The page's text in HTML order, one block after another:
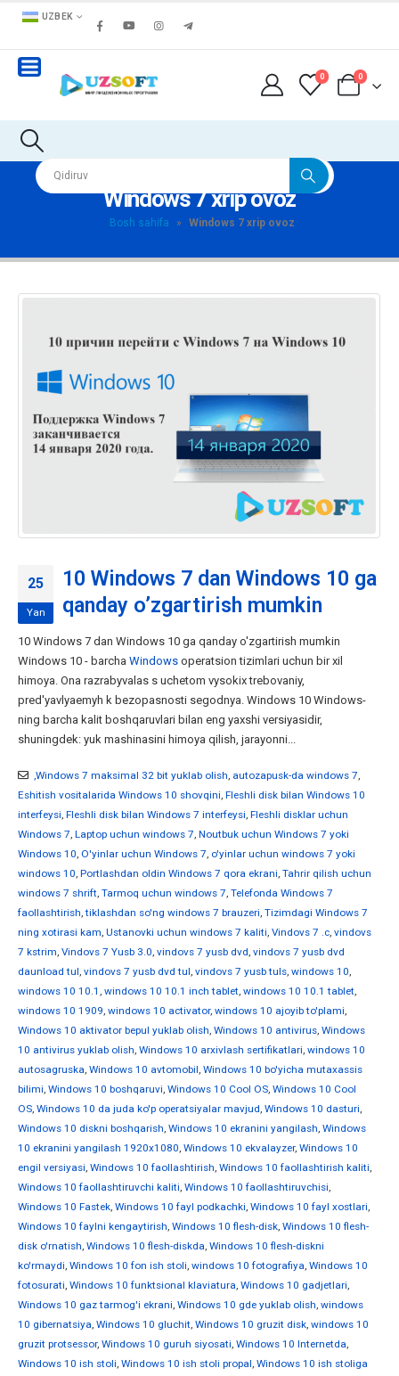
UZBEK
0 0
Windows 7 xrip ovoz
Bosh sahifa » Windows 7 xrip ovoz
25
Yan
10 Windows 7 dan Windows 10 ga
qanday o’zgartirish mumkin
10 Windows 7 dan Windows 10 ga qanday o'zgartirish mumkin
Windows 10 - barcha Windows operatsion tizimlari uchun bir xil
himoya. Ona razrabyvalas s uchetom vysokix trebovaniy,
pred'yavlyaemyh k bezopasnosti segodnya. Windows 10 Windows-
ning barcha kalit boshqaruvlari bilan eng yaxshi versiyasidir,
shuningdek: yuk mashinasini himoya qilish, jarayonni...
,Windows 7 maksimal 32 bit yuklab olish, autozapusk-da windows 7,
Eshitish vositalarida Windows 10 shovqini, Fleshli disk bilan Windows 10
interfeysi, Fleshli disk bilan Windows 7 interfeysi, Fleshli disklar uchun
Windows 7, Laptop uchun windows 7, Noutbuk uchun Windows 7 yoki
Windows 10, O'yinlar uchun Windows 7, o'yinlar uchun windows 7 yoki
windows 10, Portlashdan oldin Windows 7 qora ekrani, Tahrir qilish uchun
windows 7 shrift, Tarmoq uchun windows 7, Telefonda Windows 7
faollashtirish,tiklashdan so'ng windows 7 brauzeri, Tizimdagi Windows 7
ning xotirasi kam, Ustanovki uchun windows 7 kaliti, Vindovs 7 .c, vindovs
7 kstrim, Vindovs 7 Yusb 3.0, vindovs 7 yusb dvd, vindovs 7 yusb dvd
daunload tul, vindovs 7 yusb dvd tul, vindovs 7 yusb tuls, windows 10,
windows 10 10.1 , windows 10 10.1 inch tablet, windows 10 10.1 tablet,
windows 10 1909, windows 10 activator, windows 10 ajoyib to'plami,
Windows 10 aktivator bepul yuklab olish, Windows 10 antivirus, Windows
10 antivirus yuklab olish, Windows 10 arxivlash sertifikatlari, windows 10
autosagruska, Windows 10 avtomobil, Windows 10 bo'yicha mutaxassis
bilimi, Windows 10 boshqaruvi, Windows 10 Cool OS, Windows 10 Cool
OS, Windows 10 da juda ko'p operatsiyalar mavjud, Windows 10 dasturi,
Windows 10 diskni boshqarish, Windows 10 ekranini yangilash, Windows
10 ekranini yangilash 1920x1080, Windows 10 ekvalayzer, Windows 10
engil versiyasi, Windows 10 faollashtirish, Windows 10 faollashtirish kaliti,
Windows 10 faollashtiruvchi kaliti, Windows 10 faollashtiruvchisi,
Windows 10 Fastek, Windows 10 fayl podkachki, Windows 10 fayl xostlari,
Windows 10 faylni kengaytirish, Windows 10 flesh-disk, Windows 10 flesh-
disk o'rnatish, Windows 10 flesh-diskda, Windows 10 flesh-diskni
ko'rmaydi, Windows 10 fon ish stoli, windows 10 fotografiya, Windows 10
fotosurati, Windows 10 funktsional klaviatura, Windows 10 gadjetlari,
Windows 10 gaz tarmog'i ekrani, Windows 10 gde yuklab olish, windows
10 gibernatsiya, Windows 10 gluchit, Windows 10 gruzit disk, windows 10
gruzit protsessor, Windows 10 guruh siyosati, Windows 10 Internetda,
Windows 10 ish stoli, Windows 10 ish stoli propal, Windows 10 ish stoliga